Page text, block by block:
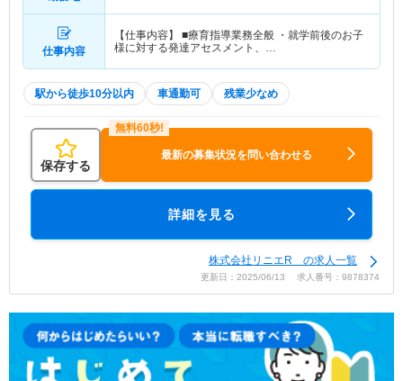
仕事内容
【仕事内容】 ■療育指導業務全般 ・就学前後のお子
様に対する発達アセスメント、…
駅から徒歩10分以内 車通勤可 残業少なめ
保存する
最新の募集状況を問い合わせる
詳細を見る
株式会社リニエR の求人一覧
更新日：2025/06/13 求人番号：9878374